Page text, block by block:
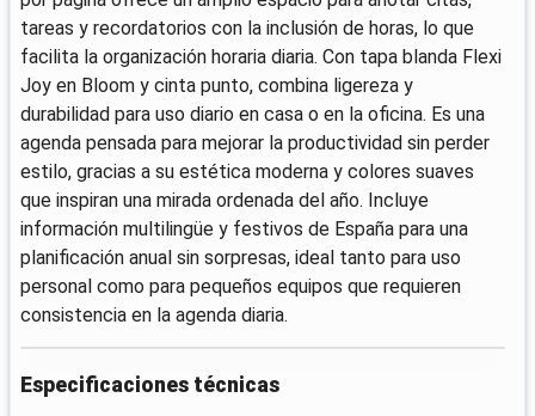
tareas y recordatorios con la inclusión de horas, lo que
facilita la organización horaria diaria. Con tapa blanda Flexi
Joy en Bloom y cinta punto, combina ligereza y
durabilidad para uso diario en casa o en la oficina. Es una
agenda pensada para mejorar la productividad sin perder
estilo, gracias a su estética moderna y colores suaves
que inspiran una mirada ordenada del año. Incluye
información multilingüe y festivos de España para una
planificación anual sin sorpresas, ideal tanto para uso
personal como para pequeños equipos que requieren
consistencia en la agenda diaria.
Especificaciones técnicas